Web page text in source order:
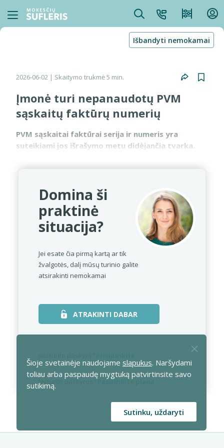
Išbandyti nemokamai
2026-06-02 | Skaitymo trukmė 5 min.
Įmonė turi nepanaudotų PVM
sąskaitų faktūrų numerių
PVM sąskaitai faktūrai serija ir numeris yra
suteikiami jos išrašymo metu didėjančia tvarka.
Domina ši
praktinė
situacija?
Jei esate čia pirmą kartą ar tik
žvalgotės, dalį mūsų turinio galite
atsirakinti nemokamai
ATRAKINTI DABAR
Neturite paskyros? Pasirinkite planą
Šioje svetainėje naudojame slapukus. Naršydami
toliau arba paspaudę mygtuką patvirtinsite savo
sutikimą.
Sutinku, uždaryti